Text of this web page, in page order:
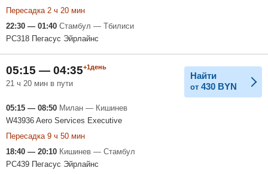
Пересадка 2 ч 20 мин
22:30 — 01:40 Стамбул — Тбилиси
PC318 Пегасус Эйрлайнс
05:15 — 04:35+1день
21 ч 20 мин в пути
Найти
от 430 BYN
05:15 — 08:50 Милан — Кишинев
W43936 Aero Services Executive
Пересадка 9 ч 50 мин
18:40 — 20:10 Кишинев — Стамбул
PC439 Пегасус Эйрлайнс